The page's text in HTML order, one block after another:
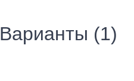
Варианты (1)